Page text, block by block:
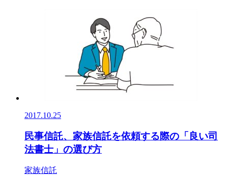
2017.10.25
民事信託、家族信託を依頼する際の「良い司
法書士」の選び方
家族信託